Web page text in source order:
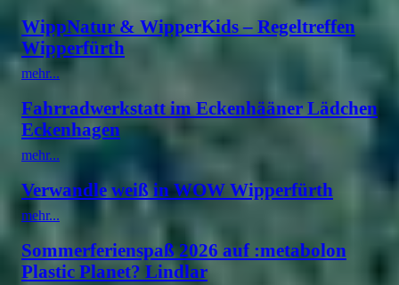
WippNatur & WipperKids – Regeltreffen
Wipperfürth
mehr...
Fahrradwerkstatt im Eckenhääner Lädchen
Eckenhagen
mehr...
Verwandle weiß in WOW Wipperfürth
mehr...
Sommerferienspaß 2026 auf :metabolon
Plastic Planet? Lindlar